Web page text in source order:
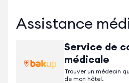
Assistance
Service de
médicale
Trouver un médecin
de mon hôtel.